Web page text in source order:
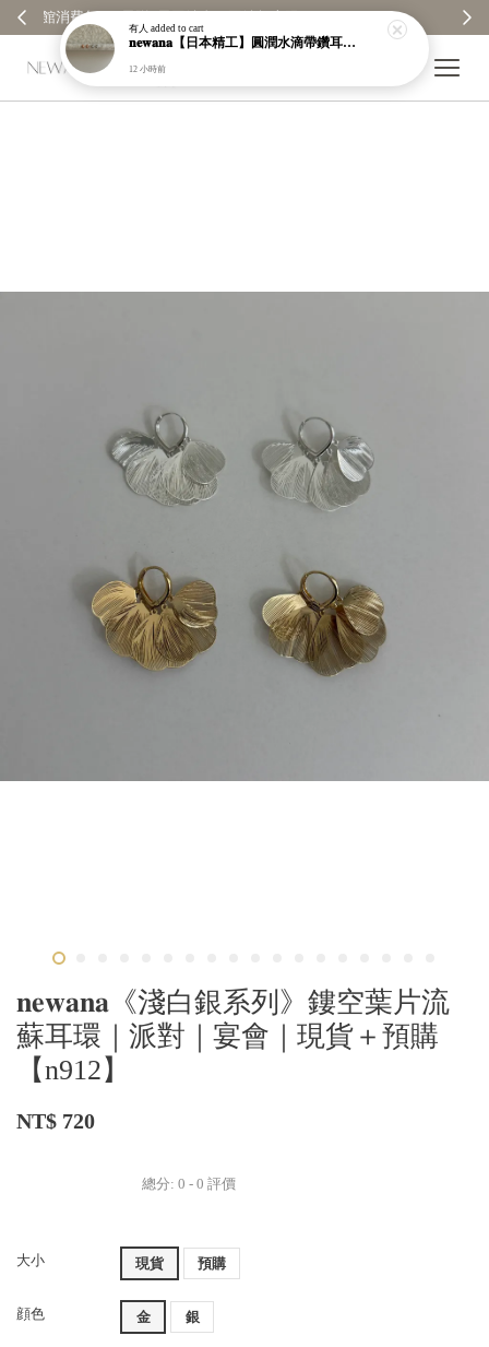
𝐧𝐞𝐰𝐚𝐧𝐚《淺白銀系列》鏤空葉片流
蘇耳環｜派對｜宴會｜現貨＋預購
【n912】
NT$ 720
總分: 0 - 0 評價
大小 現貨 預購
顔色 金 銀
有人 added to cart
𝐧𝐞𝐰𝐚𝐧𝐚【日本精工】圓潤水滴帶鑽耳環｜耳針｜高保色｜純銀｜鍍玫瑰金｜現貨＋預購【n989】
12 小時前